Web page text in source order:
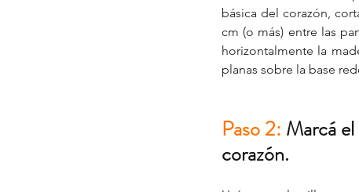
básica del corazón,
cm (o más) entre las
horizontalmente la
planas sobre la base
Paso 2: Marcá el
corazón.